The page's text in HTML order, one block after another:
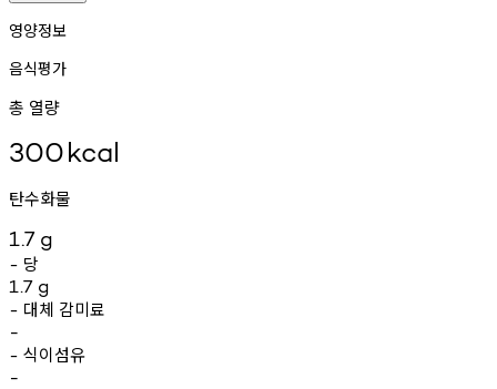
영양정보
음식평가
총 열량
300kcal
탄수화물
1.7 g
- 당
1.7 g
- 대체 감미료
-
- 식이섬유
-